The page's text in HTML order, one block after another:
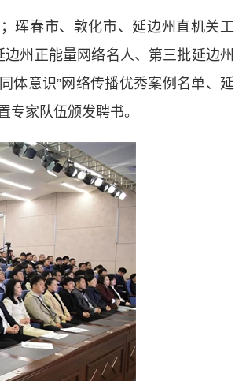
春市、敦化市、延边州直机关工
州正能量网络名人、第三批延边州
体意识”网络传播优秀案例名单、延
专家队伍颁发聘书。